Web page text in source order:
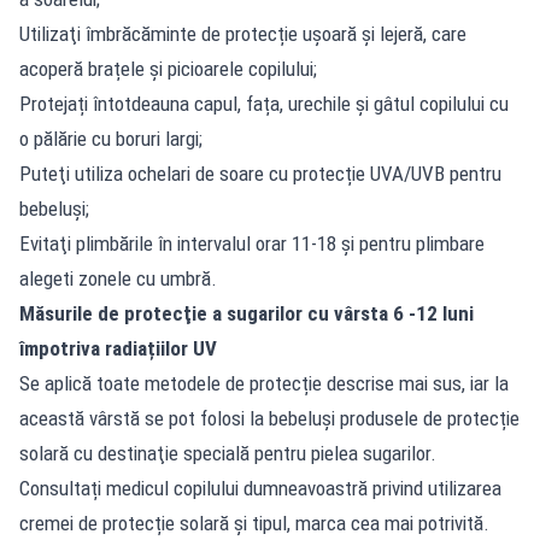
Utilizaţi îmbrăcăminte de protecție ușoară și lejeră, care
acoperă brațele și picioarele copilului;
Protejați întotdeauna capul, fața, urechile și gâtul copilului cu
o pălărie cu boruri largi;
Puteţi utiliza ochelari de soare cu protecție UVA/UVB pentru
bebeluşi;
Evitaţi plimbările în intervalul orar 11-18 şi pentru plimbare
alegeti zonele cu umbră.
Măsurile de protecţie a sugarilor cu vârsta 6 -12 luni
împotriva radiațiilor UV
Se aplică toate metodele de protecție descrise mai sus, iar la
această vârstă se pot folosi la bebeluși produsele de protecție
solară cu destinaţie specială pentru pielea sugarilor.
Consultați medicul copilului dumneavoastră privind utilizarea
cremei de protecție solară și tipul, marca cea mai potrivită.